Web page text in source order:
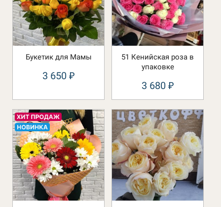
Букетик для Мамы
3 650 ₽
51 Кенийская роза в
упаковке
3 680 ₽